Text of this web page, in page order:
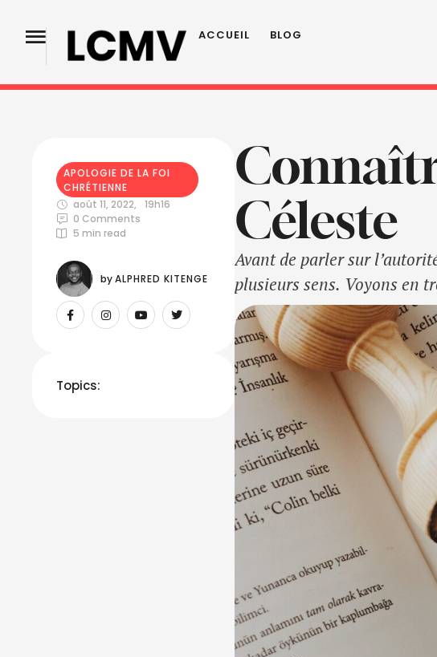
ACCUEIL BLOG
APOLOGIE DE LA FOI
CHRÉTIENNE
août 11, 2022,
19h16
0 Comments
5 min read
by ALPHRED KITENGE
Topics:
Céleste
Avant de parler sur
plusieurs sens. Voyons en
faire, ou de faire faire.